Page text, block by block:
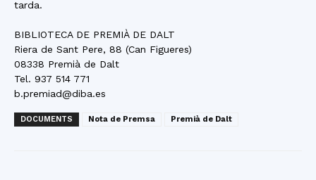
tarda.
BIBLIOTECA DE PREMIÀ DE DALT
Riera de Sant Pere, 88 (Can Figueres)
08338 Premià de Dalt
Tel. 937 514 771
b.premiad@diba.es
DOCUMENTS Nota de Premsa Premià de Dalt